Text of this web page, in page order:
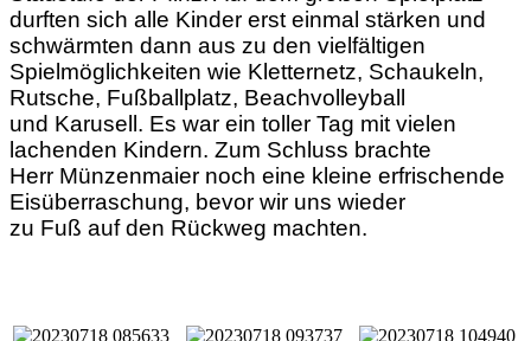
durften sich alle Kinder erst einmal stärken und
schwärmten dann aus zu den vielfältigen
Spielmöglichkeiten wie Kletternetz, Schaukeln,
Rutsche, Fußballplatz, Beachvolleyball
und Karusell. Es war ein toller Tag mit vielen
lachenden Kindern. Zum Schluss brachte
Herr Münzenmaier noch eine kleine erfrischende
Eisüberraschung, bevor wir uns wieder
zu Fuß auf den Rückweg machten.